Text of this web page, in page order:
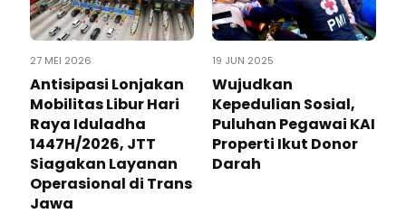
27 MEI 2026
Antisipasi Lonjakan
Mobilitas Libur Hari
Raya Iduladha
1447H/2026, JTT
Siagakan Layanan
Operasional di Trans
Jawa
19 JUN 2025
Wujudkan
Kepedulian Sosial,
Puluhan Pegawai KAI
Properti Ikut Donor
Darah